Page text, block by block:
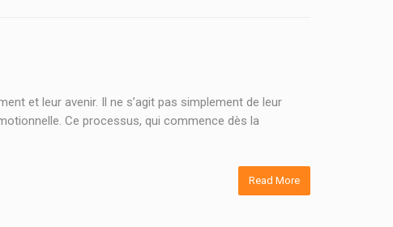
et leur avenir. Il ne s’agit pas simplement de leur
Ce processus, qui commence dès la
Read More